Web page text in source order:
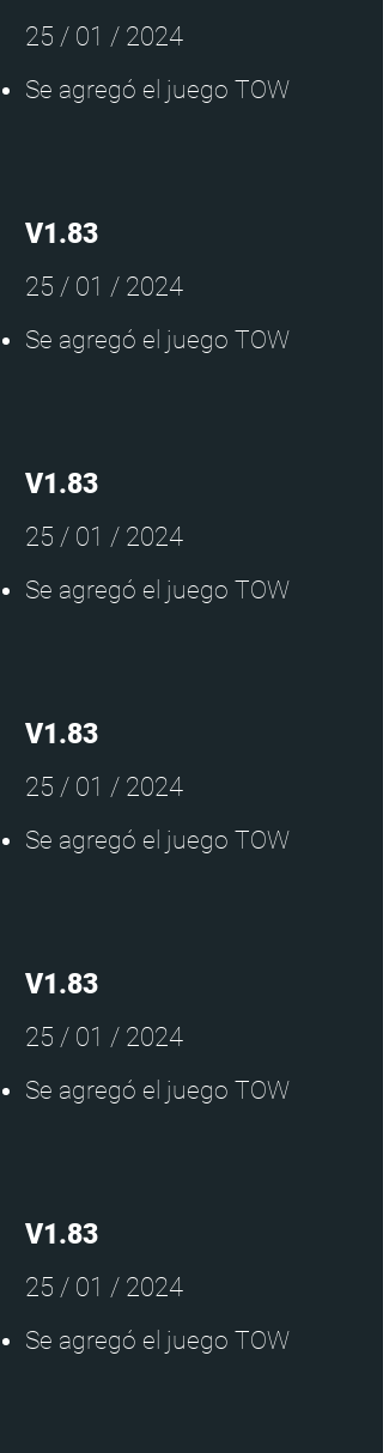
25 / 01 / 2024
Se agregó el juego TOW
V1.83
25 / 01 / 2024
Se agregó el juego TOW
V1.83
25 / 01 / 2024
Se agregó el juego TOW
V1.83
25 / 01 / 2024
Se agregó el juego TOW
V1.83
25 / 01 / 2024
Se agregó el juego TOW
V1.83
25 / 01 / 2024
Se agregó el juego TOW